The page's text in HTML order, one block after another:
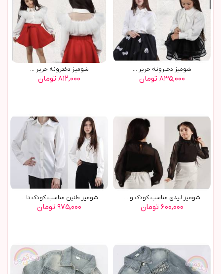
شوميز دخترونه حرير ...
۸۳۵,۰۰۰ تومان
شوميز دخترونه حرير ...
۸۱۲,۰۰۰ تومان
شوميز ليدي مناسب کودک و ...
۶۰۰,۰۰۰ تومان
شوميز طنين مناسب کودک تا ...
۹۷۵,۰۰۰ تومان